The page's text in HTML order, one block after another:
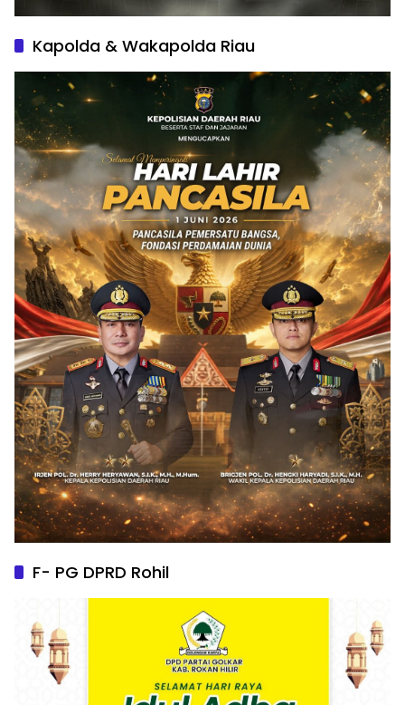
Kapolda & Wakapolda Riau
F- PG DPRD Rohil